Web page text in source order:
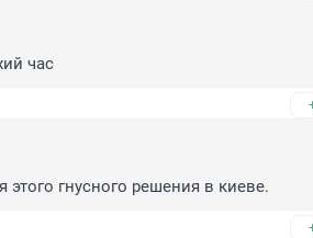
час
этого гнусного решения в киеве.